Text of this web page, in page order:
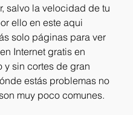
salvo la velocidad de tu
ello en este aqui
solo páginas para ver
Internet gratis en
y sin cortes de gran
estás problemas no
muy poco comunes.